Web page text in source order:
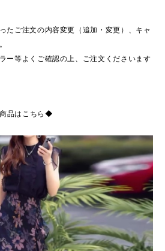
たご注文の内容変更（追加・変更）、キャ
ー等よくご確認の上、ご注文くださいます
品はこちら◆